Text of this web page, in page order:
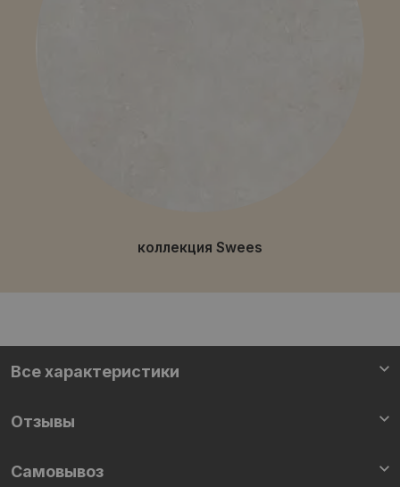
коллекция Swees
Все характеристики
Отзывы
Самовывоз